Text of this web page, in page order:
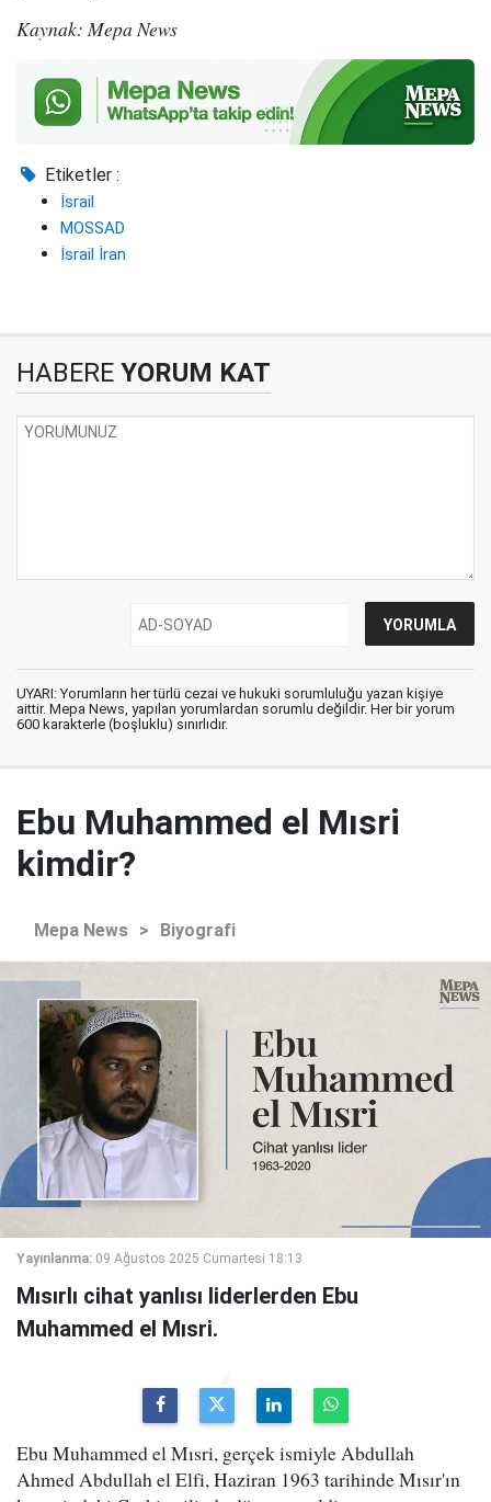
Kaynak: Mepa News
Etiketler :
İsrail
MOSSAD
İsrail İran
HABERE YORUM KAT
UYARI: Yorumların her türlü cezai ve hukuki sorumluluğu yazan kişiye
aittir. Mepa News, yapılan yorumlardan sorumlu değildir. Her bir yorum
600 karakterle (boşluklu) sınırlıdır.
Ebu Muhammed el Mısri
kimdir?
Mepa News > Biyografi
Yayınlanma: 09 Ağustos 2025 Cumartesi 18:13
Mısırlı cihat yanlısı liderlerden Ebu
Muhammed el Mısri.
Ebu Muhammed el Mısri, gerçek ismiyle Abdullah
Ahmed Abdullah el Elfi, Haziran 1963 tarihinde Mısır'ın